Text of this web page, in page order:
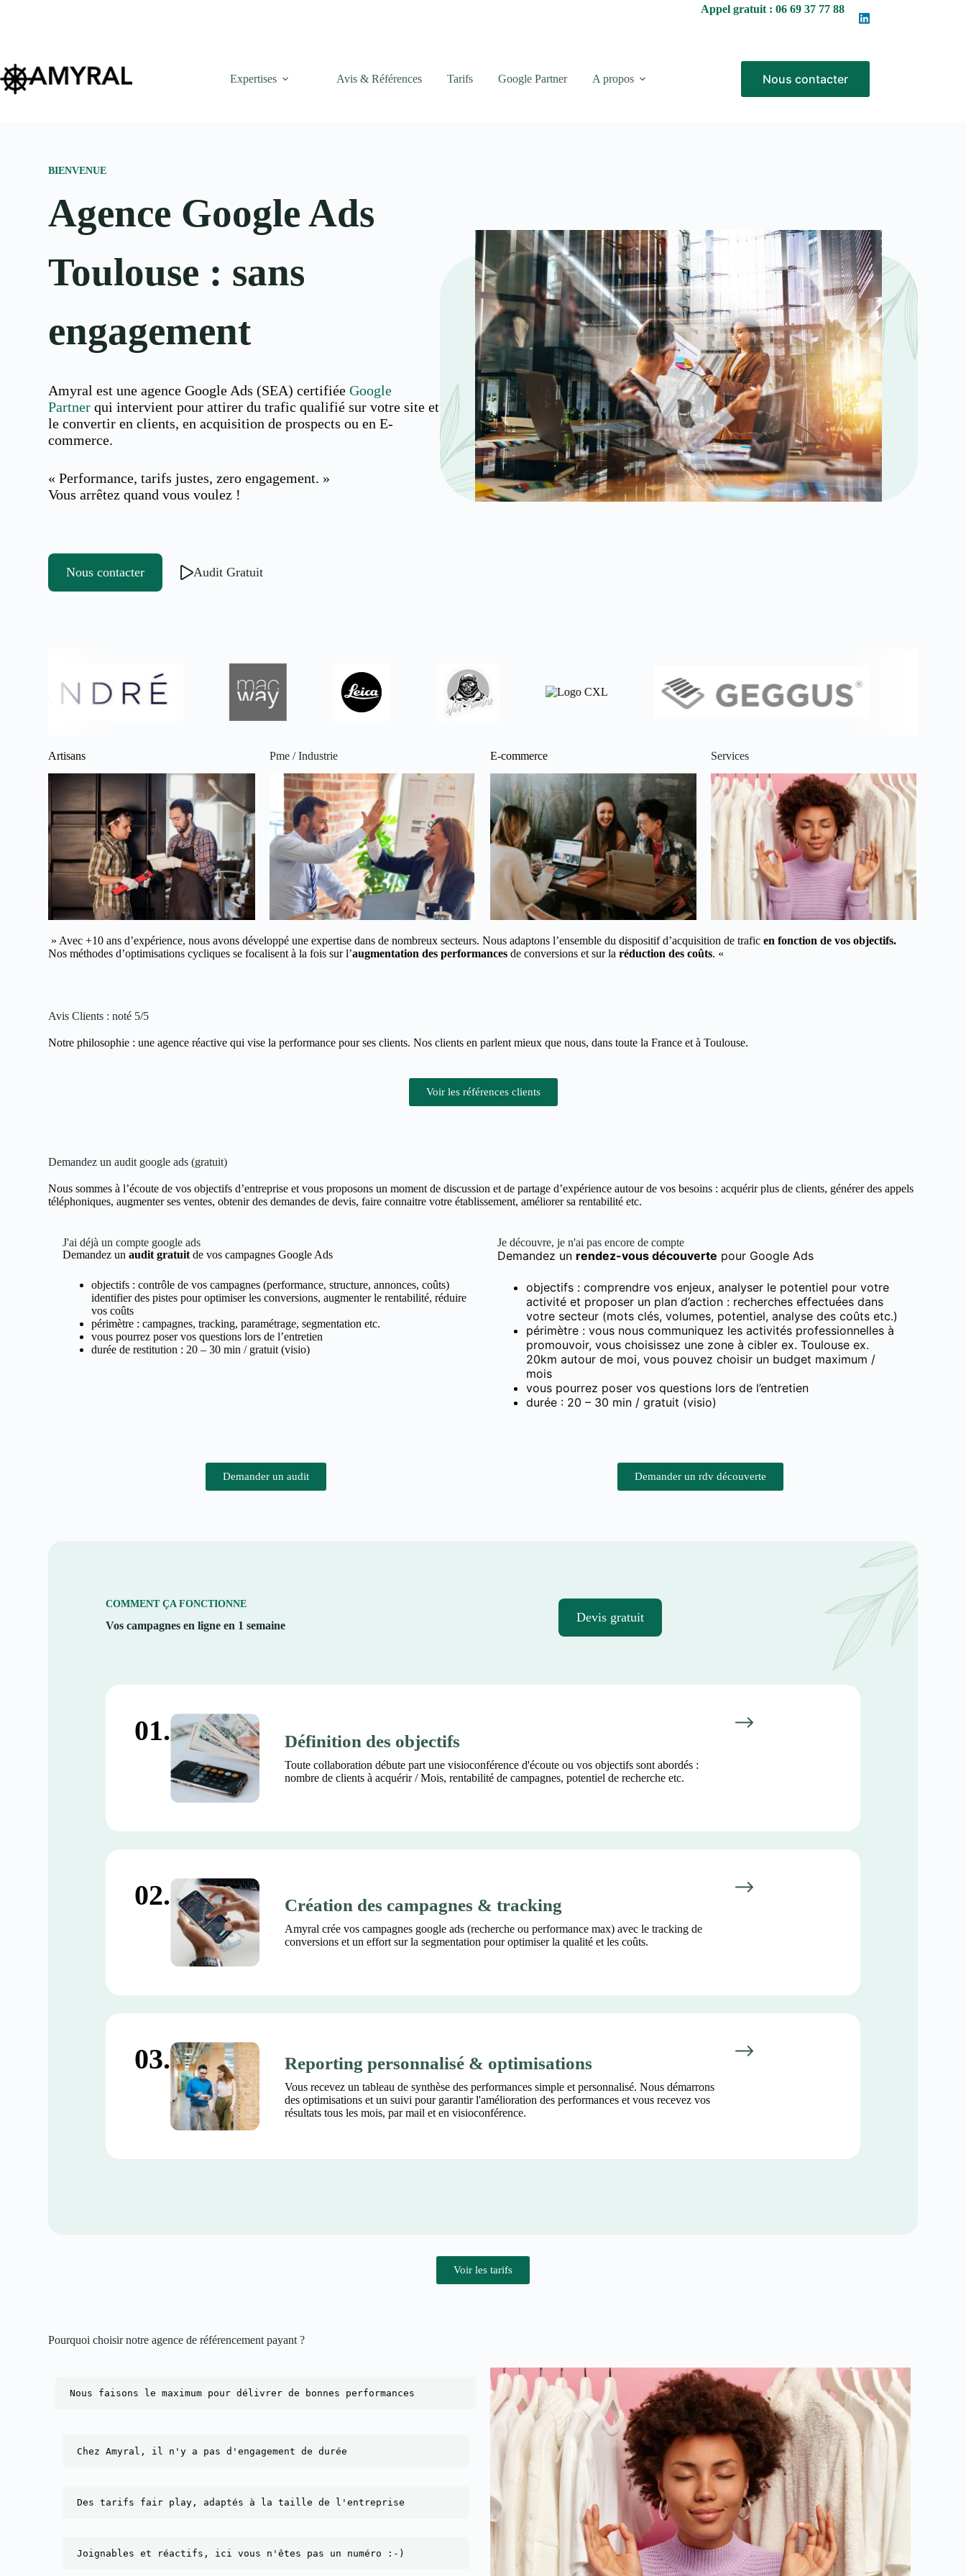
Appel gratuit : 06 69 37 77 88
Expertises Avis & Références Tarifs Google Partner A propos Nous contacter
BIENVENUE
Agence Google Ads
Toulouse : sans
engagement
Amyral est une agence Google Ads (SEA) certifiéeGoogle
Partner qui intervient pour attirer du trafic qualifié sur votre site et
le convertir en clients, en acquisition de prospects ou en E-
commerce.
« Performance, tarifs justes, zero engagement. »
Vous arrêtez quand vous voulez !
Nous contacter Audit Gratuit
Artisans Pme / Industrie E-commerce Services
» Avec +10 ans d’expérience, nous avons développé une expertise dans de nombreux secteurs.Nous adaptons l’ensemble du dispositif d’acquisition de traficen fonction de vos objectifs.
Nos méthodes d’optimisations cycliques se focalisent à la fois sur l’augmentation des performances de conversions etsur laréduction des coûts. «
Avis Clients : noté 5/5
Notre philosophie : une agence réactive qui vise la performance pour ses clients. Nos clients en parlent mieux que nous, dans toute la France et à Toulouse.
Voir les références clients
Demandez un audit google ads (gratuit)
Nous sommes à l’écoute de vos objectifs d’entreprise et vous proposons un moment de discussion et de partage d’expérience autour de vos besoins : acquérir plus de clients, générer des appels
téléphoniques, augmenter ses ventes, obtenir des demandes de devis, faire connaitre votre établissement, améliorer sa rentabilité etc.
J'ai déjà un compte google ads
Demandez unaudit gratuit de vos campagnes Google Ads
objectifs : contrôle de vos campagnes (performance, structure, annonces, coûts)
identifier des pistes pour optimiser les conversions, augmenter le rentabilité, réduire
vos coûts
périmètre : campagnes, tracking, paramétrage, segmentation etc.
vous pourrez poser vos questions lors de l’entretien
durée de restitution : 20 – 30 min / gratuit (visio)
Je découvre, je n'ai pas encore de compte
Demandez un rendez-vous découverte pour Google Ads
objectifs : comprendre vos enjeux, analyser le potentiel pour votre
activité et proposer un plan d’action : recherches effectuées dans
votre secteur (mots clés, volumes, potentiel, analyse des coûts etc.)
périmètre : vous nous communiquez les activités professionnelles à
promouvoir, vous choisissez une zone à cibler ex. Toulouse ex.
20km autour de moi, vous pouvez choisir un budget maximum /
mois
vous pourrez poser vos questions lors de l’entretien
durée : 20 – 30 min / gratuit (visio)
Demander un audit Demander un rdv découverte
COMMENT ÇA FONCTIONNE
Vos campagnes en ligne en 1 semaine
Devis gratuit
01. Définition des objectifs
Toute collaboration débute part une visioconférence d'écoute ou vos objectifs sont abordés :
nombre de clients à acquérir / Mois, rentabilité de campagnes, potentiel de recherche etc.
02. Création des campagnes & tracking
Amyral crée vos campagnes google ads (recherche ou performance max) avec le tracking de
conversions et un effort sur la segmentation pour optimiser la qualité et les coûts.
03. Reporting personnalisé & optimisations
Vous recevez un tableau de synthèse des performances simple et personnalisé. Nous démarrons
des optimisations et un suivi pour garantir l'amélioration des performances et vous recevez vos
résultats tous les mois, par mail et en visioconférence.
Voir les tarifs
Pourquoi choisir notre agence de référencement payant ?​
Nous faisons le maximum pour délivrer de bonnes performances
Chez Amyral, il n'y a pas d'engagement de durée
Des tarifs fair play, adaptés à la taille de l'entreprise
Joignables et réactifs, ici vous n'êtes pas un numéro :-)